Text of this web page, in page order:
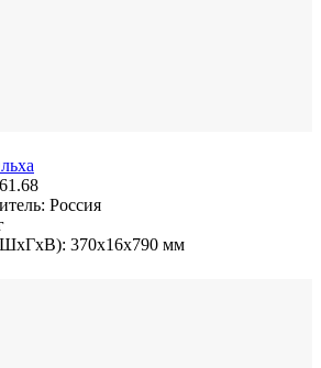
Россия
370x16x790 мм